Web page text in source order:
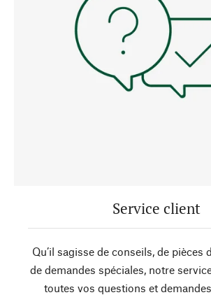
Service client
Qu’il sagisse de conseils, de pièces
de demandes spéciales, notre
toutes vos questions et